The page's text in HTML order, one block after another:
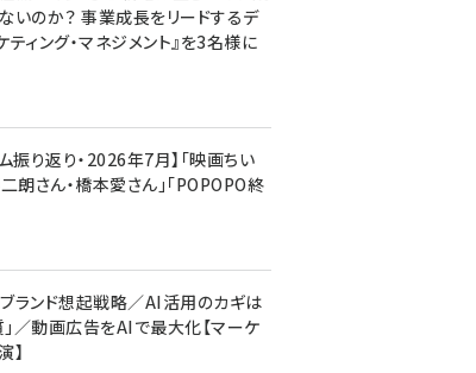
llmo (1166)
いのか？ 事業成長をリードするデ
ティング・マネジメント』を3名様に
振り返り・2026年7月】「映画ちい
朗さん・橋本愛さん」「POPOPO終
ランド想起戦略／AI活用のカギは
質」／動画広告をAIで最大化【マーケ
】